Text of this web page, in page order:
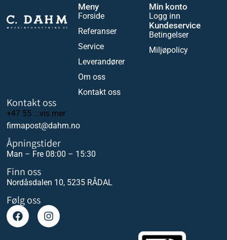
Meny
Forside
Referanser
Service
Leverandører
Om oss
Kontakt oss
Min konto
Logg inn
Kundeservice
Betingelser
Miljøpolicy
Kontakt oss
+47 55 ...vis mer
firmapost@dahm.no
Åpningstider
Man – Fre 08:00 – 15:30
Finn oss
Nordåsdalen 10, 5235 RÅDAL
Følg oss